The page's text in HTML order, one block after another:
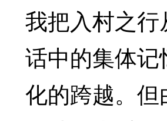
我把入村之行
话中的集体
化的跨越。但